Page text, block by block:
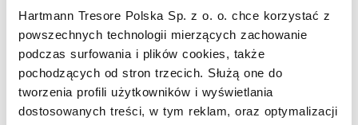
Hartmann Tresore Polska Sp. z o. o. chce korzystać z
powszechnych technologii mierzących zachowanie
podczas surfowania i plików cookies, także
pochodzących od stron trzecich. Służą one do
tworzenia profili użytkowników i wyświetlania
dostosowanych treści, w tym reklam, oraz optymalizacji